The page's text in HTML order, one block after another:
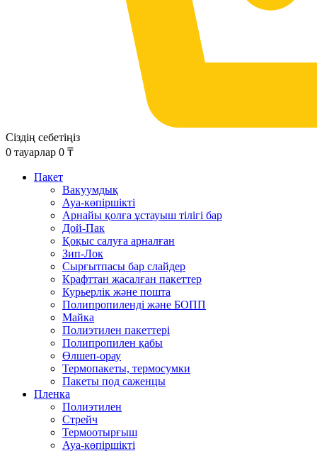
Сіздің себетіңіз
0 тауарлар 0 ₸
Пакет
Вакуумдық
Ауа-көпіршікті
Арнайы қолға ұстауыш тілігі бар
Дой-Пак
Қоқыс салуға арналған
Зип-Лок
Сырғытпасы бар слайдер
Крафттан жасалған пакеттер
Курьерлік және пошта
Полипропиленді және БОПП
Майка
Полиэтилен пакеттері
Полипропилен қабы
Өлшеп-орау
Термопакеты, термосумки
Пакеты под саженцы
Пленка
Полиэтилен
Стрейч
Термоотырғыш
Ауа-көпіршікті